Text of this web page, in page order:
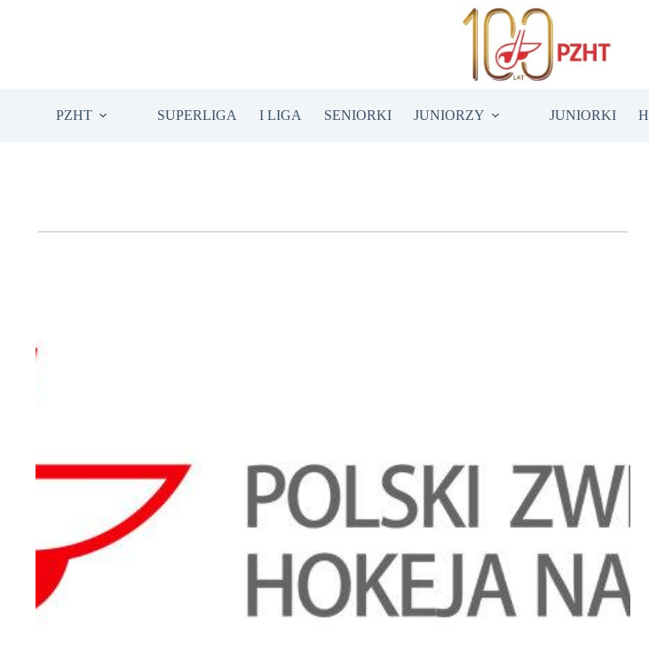
PZHT SUPERLIGA I LIGA SENIORKI JUNIORZY JUNIORKI